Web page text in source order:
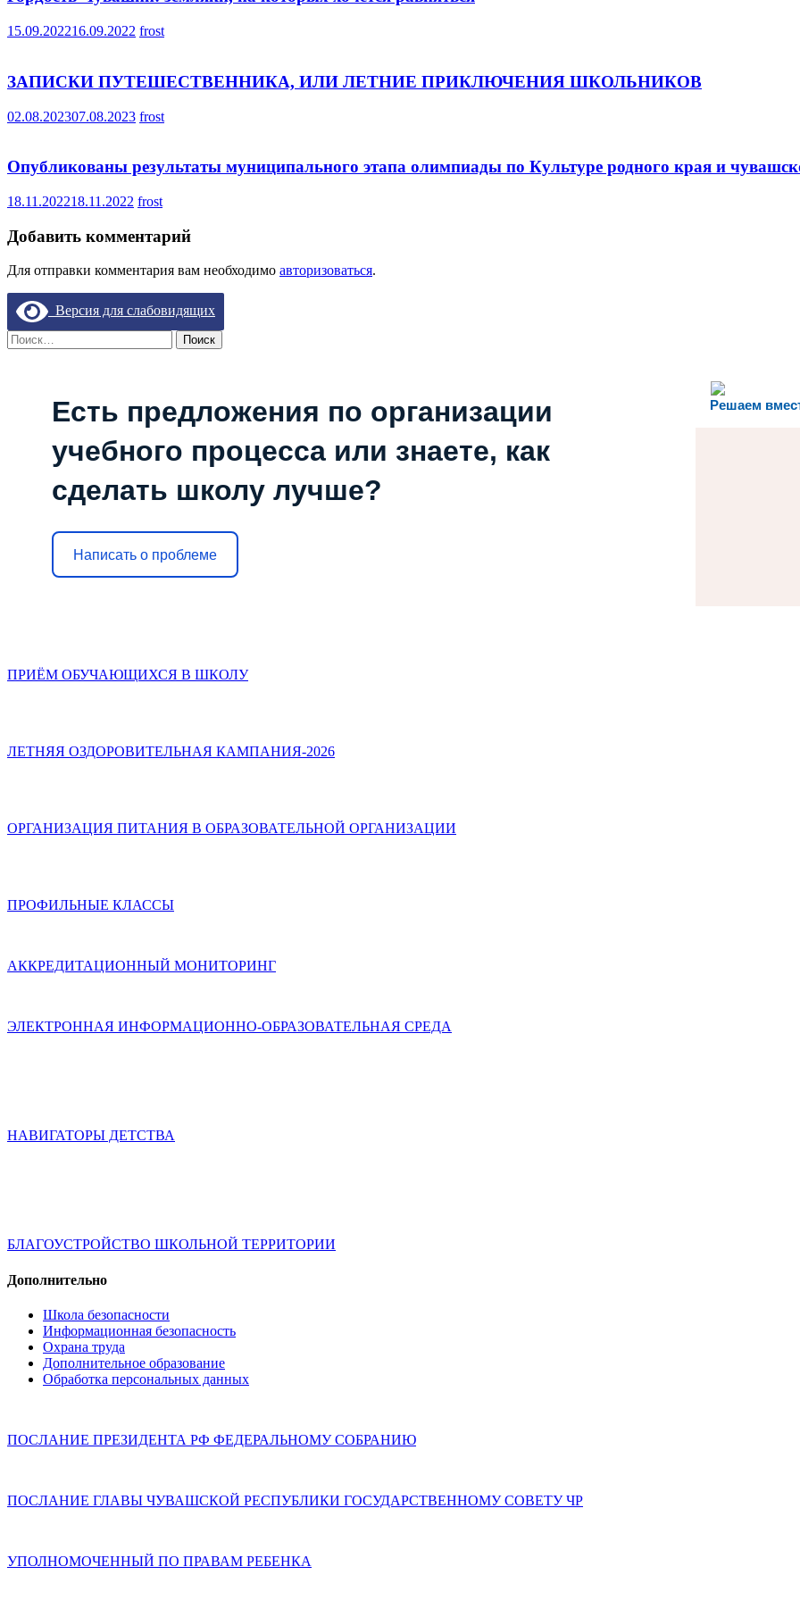
15.09.202216.09.2022 frost
ЗАПИСКИ ПУТЕШЕСТВЕННИКА, ИЛИ ЛЕТНИЕ ПРИКЛЮЧЕНИЯ ШКОЛЬНИКОВ
02.08.202307.08.2023 frost
Опубликованы результаты муниципального этапа олимпиады по Культуре родного края и
18.11.202218.11.2022 frost
Добавить комментарий
Для отправки комментария вам необходимо авторизоваться.
Версия для слабовидящих
Найти:
Решаем
Есть предложения по организации
учебного процесса или знаете, как
сделать школу лучше?
Написать о проблеме
ПРИЁМ ОБУЧАЮЩИХСЯ В ШКОЛУ
ЛЕТНЯЯ ОЗДОРОВИТЕЛЬНАЯ КАМПАНИЯ-2026
ОРГАНИЗАЦИЯ ПИТАНИЯ В ОБРАЗОВАТЕЛЬНОЙ ОРГАНИЗАЦИИ
ПРОФИЛЬНЫЕ КЛАССЫ
АККРЕДИТАЦИОННЫЙ МОНИТОРИНГ
ЭЛЕКТРОННАЯ ИНФОРМАЦИОННО-ОБРАЗОВАТЕЛЬНАЯ СРЕДА
НАВИГАТОРЫ ДЕТСТВА
БЛАГОУСТРОЙСТВО ШКОЛЬНОЙ ТЕРРИТОРИИ
Дополнительно
Школа безопасности
Информационная безопасность
Охрана труда
Дополнительное образование
Обработка персональных данных
ПОСЛАНИЕ ПРЕЗИДЕНТА РФ ФЕДЕРАЛЬНОМУ СОБРАНИЮ
ПОСЛАНИЕ ГЛАВЫ ЧУВАШСКОЙ РЕСПУБЛИКИ ГОСУДАРСТВЕННОМУ СОВЕТУ ЧР
УПОЛНОМОЧЕННЫЙ ПО ПРАВАМ РЕБЕНКА